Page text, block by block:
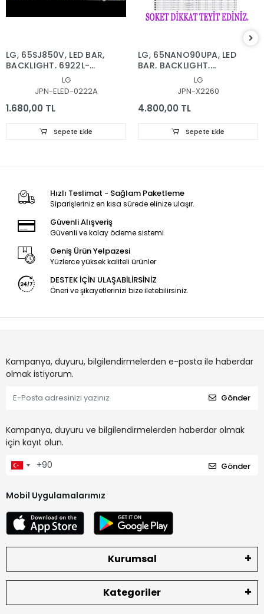
LG, 65SJ850V, LED BAR,
BACKLIGHT, 6922L-
0222A, 6916L2879A,
6916L2873A, 65'' V17
AS1 2879, 2873
LG
JPN-ELED-0222A
1.680,00 TL
Sepete Ekle
LG, 65NANO90UPA, LED
BAR, BACKLIGHT,
LG
JPN-X2260
4.800,00 TL
Sepete Ekle
Hızlı Teslimat - Sağlam Paketleme
Siparişleriniz en kısa sürede elinize ulaşır.
Güvenli Alışveriş
Güvenli ve kolay ödeme sistemi
Geniş Ürün Yelpazesi
Yüzlerce yüksek kaliteli ürünler
DESTEK İÇİN ULAŞABİLİRSİNİZ
Öneri ve şikayetlerinizi bize iletebilirsiniz.
Kampanya, duyuru, bilgilendirmelerden e-posta ile haberdar
olmak istiyorum.
Gönder
Kampanya, duyuru ve bilgilendirmelerden haberdar olmak
için kayıt olun.
Gönder
Mobil Uygulamalarımız
Kurumsal
Kategoriler